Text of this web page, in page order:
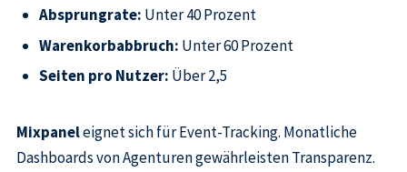
Absprungrate: Unter 40 Prozent
Warenkorbabbruch: Unter 60 Prozent
Seiten pro Nutzer: Über 2,5
Mixpaneleignet sich für Event-Tracking. Monatliche
Dashboards von Agenturen gewährleisten Transparenz.